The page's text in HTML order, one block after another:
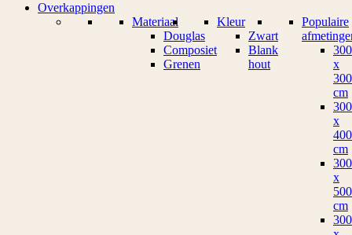
Overkappingen
Materiaal
Douglas
Composiet
Grenen
Kleur
Zwart
Blank
hout
Populaire
300
x
300
cm
300
x
400
cm
300
x
500
cm
300